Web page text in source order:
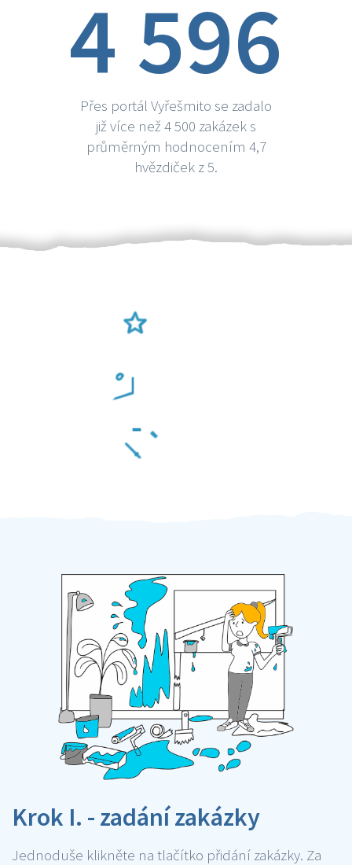
4 596
Přes portál Vyřešmito se zadalo
již více než 4 500 zakázek s
průměrným hodnocením 4,7
hvězdiček z 5.
Krok I. - zadání zakázky
Jednoduše klikněte na tlačítko přidání zakázky. Za